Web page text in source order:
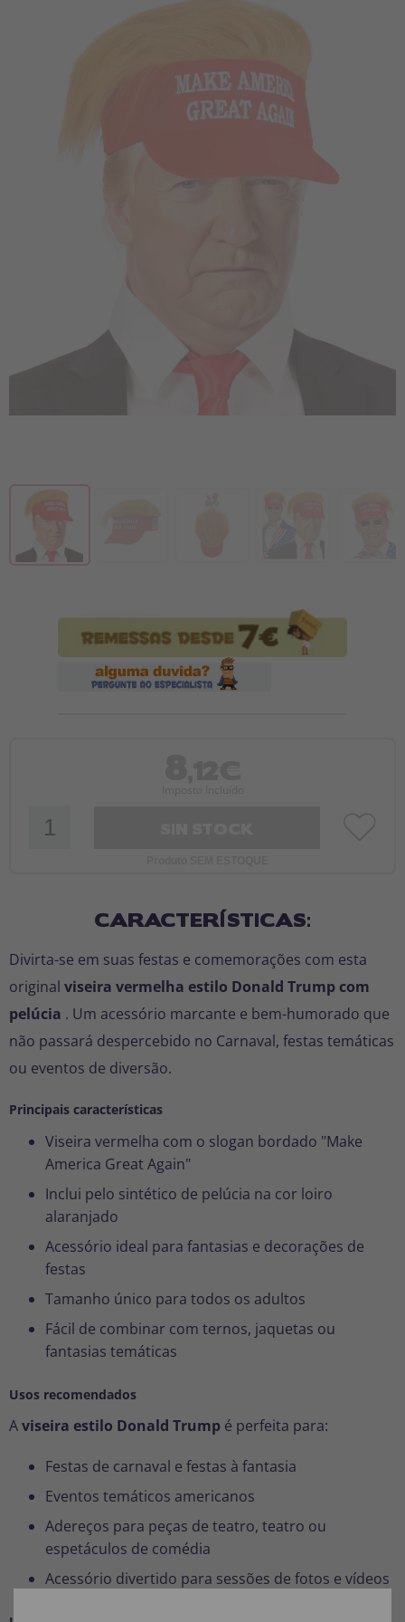
Vá em frente! Estávamos esperando por você.
CARACTERÍSTICAS:
Divirta-se em suas festas e comemorações com esta
original viseira vermelha estilo Donald Trump com
pelúcia . Um acessório marcante e bem-humorado que
não passará despercebido no Carnaval, festas temáticas
ou eventos de diversão.
Principais características
Viseira vermelha com o slogan bordado "Make
America Great Again"
Inclui pelo sintético de pelúcia na cor loiro
alaranjado
Acessório ideal para fantasias e decorações de
festas
Tamanho único para todos os adultos
Fácil de combinar com ternos, jaquetas ou
fantasias temáticas
Usos recomendados
Aviseira estilo Donald Trump é perfeita para:
Festas de carnaval e festas à fantasia
Eventos temáticos americanos
Adereços para peças de teatro, teatro ou
espetáculos de comédia
Acessório divertido para sessões de fotos e vídeos